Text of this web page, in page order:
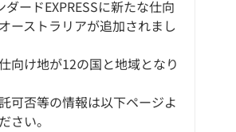
ダードEXPRESSに新たな仕向
ーストラリアが追加されまし
向け地が12の国と地域となり
可否等の情報は以下ページよ
さい。